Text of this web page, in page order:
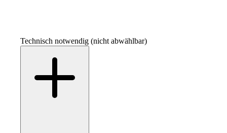
Technisch notwendig (nicht abwählbar)